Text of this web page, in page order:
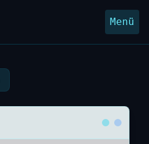
Menü